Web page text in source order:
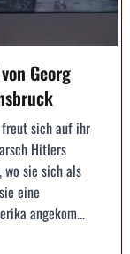
Georg
freut sich auf ihr
Hitlers
sie sich als
eine
angekom...